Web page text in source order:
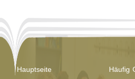
Hauptseite
Häufig